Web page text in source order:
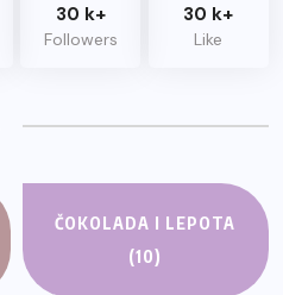
30 k+
Followers
30 k+
Like
ČOKOLADA I LEPOTA
(10)